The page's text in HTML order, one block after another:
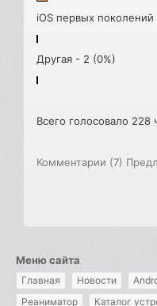
iOS первых поколений
Другая - 2 (0%)
Всего голосовало 228
Комментарии (7)
Меню сайта
Главная Новости
Реаниматор
Каталог